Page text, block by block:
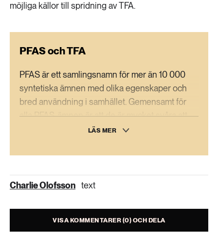
möjliga källor till spridning av TFA.
PFAS och TFA
PFAS är ett samlingsnamn för mer än 10 000
syntetiska ämnen med olika egenskaper och
bred användning i samhället. Gemensamt för
alla PFAS-ämnen är att de är mycket svåra att
bryta ner, och vissa kan ha skadliga effekter
vid nedbrytning av vissa växtskyddsmedel. De
grundvatten. De är extremt långlivade och bryts
aldrig ner i naturen.
LÄS MER
Charlie Olofsson text
VISA KOMMENTARER (0) OCH DELA